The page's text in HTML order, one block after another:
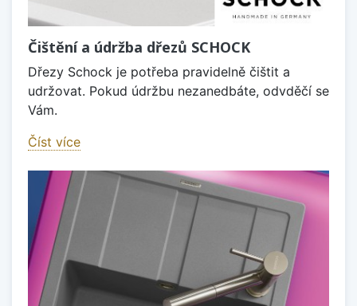
Čištění a údržba dřezů SCHOCK
Dřezy Schock je potřeba pravidelně čištit a
udržovat. Pokud údržbu nezanedbáte, odvděčí se
Vám.
Číst více